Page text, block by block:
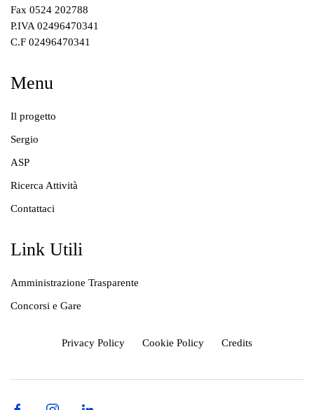
DANZA MODERNA
Il corso di Danza Moderna è un corso artistico,
particolare all'avviamento alla danza.
Fax 0524 202788
P.IVA 02496470341
C.F 02496470341
Menu
Il progetto
Sergio
ASP
Ricerca Attività
Contattaci
Link Utili
Amministrazione Trasparente
Concorsi e Gare
Privacy Policy Cookie Policy Credits